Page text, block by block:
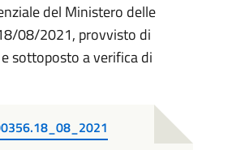
del Ministero delle
08/2021, provvisto di
sottoposto a verifica di